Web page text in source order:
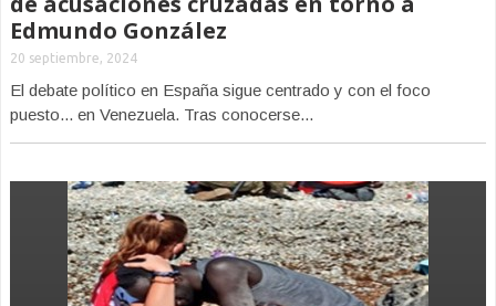
Edmundo González
20 septiembre, 2024
El debate político en España sigue centrado y con el foco
puesto... en Venezuela. Tras conocerse...